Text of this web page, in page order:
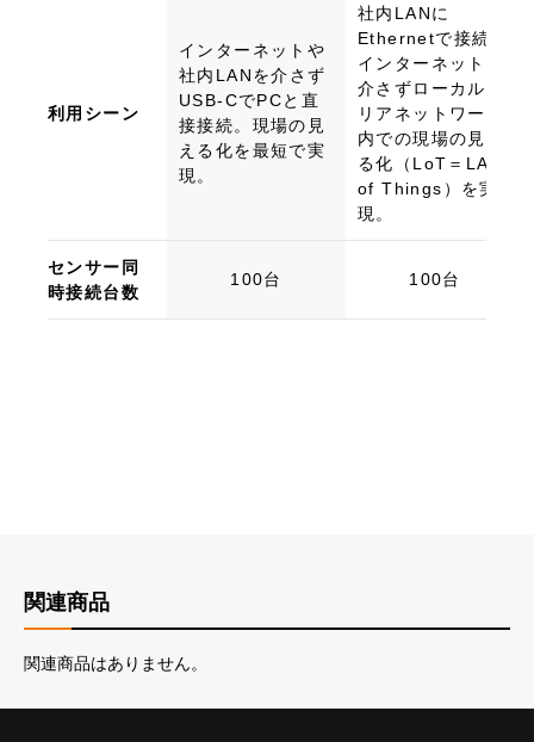
利用シーン
インターネットや
社内LANを介さず
USB-CでPCと直
接接続。現場の見
える化を最短で実
現。
社内LANに
Ethernetで接続。
インターネットを
介さずローカルエ
リアネットワーク
内での現場の見え
る化（LoT＝LAN
of Things）を実
現。
センサー同
時接続台数
100台 100台
関連商品
関連商品はありません。